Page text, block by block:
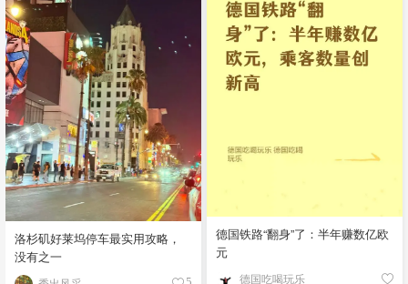
德国铁路“翻身”了：半年赚数亿欧
元
德国吃喝玩乐
洛杉矶好莱坞停车最实用攻略，
没有之一
5